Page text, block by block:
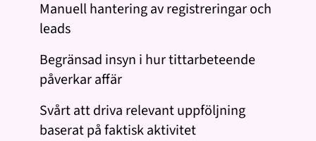
Manuell hantering av registreringar och
leads
Begränsad insyn i hur tittarbeteende
påverkar affär
Svårt att driva relevant uppföljning
baserat på faktisk aktivitet